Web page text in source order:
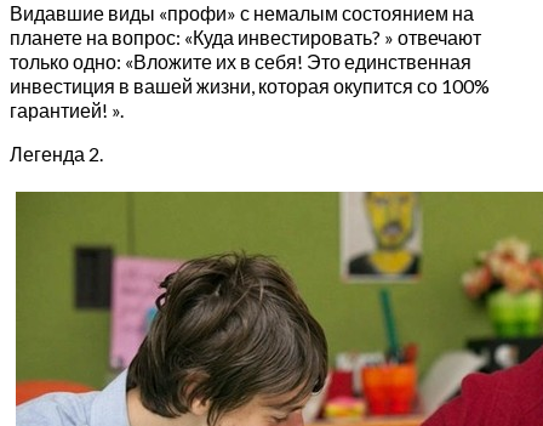
Видавшие виды «профи» с немалым состоянием на
планете на вопрос: «Куда инвестировать? » отвечают
только одно: «Вложите их в себя! Это единственная
инвестиция в вашей жизни, которая окупится со 100%
гарантией! ».
Легенда 2.